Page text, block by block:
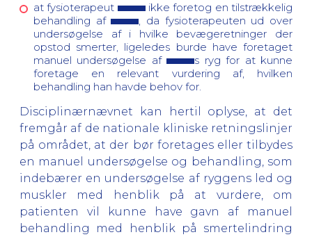
at fysioterapeut
ikke foretog en tilstrækkelig
behandling af
, da fysioterapeuten ud over
undersøgelse af i hvilke bevægeretninger der
opstod smerter, ligeledes burde have foretaget
manuel undersøgelse af
s ryg for at kunne
foretage en relevant vurdering af, hvilken
behandling han havde behov for.
Disciplinærnævnet kan hertil oplyse, at det
fremgår af de nationale kliniske retningslinjer
på området, at der bør foretages eller tilbydes
en manuel undersøgelse og behandling, som
indebærer en undersøgelse af ryggens led og
muskler med henblik på at vurdere, om
patienten vil kunne have gavn af manuel
behandling med henblik på smertelindring